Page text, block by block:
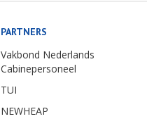
PARTNERS
Vakbond Nederlands
Cabinepersoneel
TUI
NEWHEAP